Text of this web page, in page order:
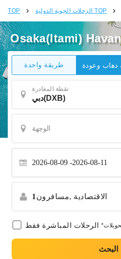
TOP الرحلات الجوية الدولية TOP
Osaka(Itami)
طريقة واحدة ذهاب وعودة
نقطة المغادرة
2026-08-09 2026-08-11
1 مسافرون, الاقتصادية
الرحلات المباشرة فقط
البحث